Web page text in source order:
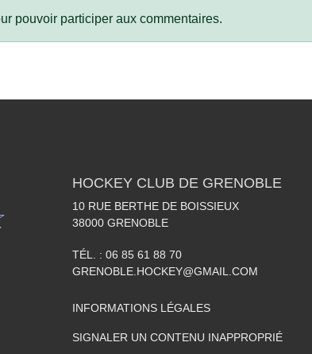
pouvoir participer aux commentaires.
HOCKEY CLUB DE GRENOBLE
10 RUE BERTHE DE BOISSIEUX
38000 GRENOBLE
TÉL. : 06 85 61 88 70
GRENOBLE.HOCKEY@GMAIL.COM
INFORMATIONS LÉGALES
SIGNALER UN CONTENU INAPPROPRIÉ